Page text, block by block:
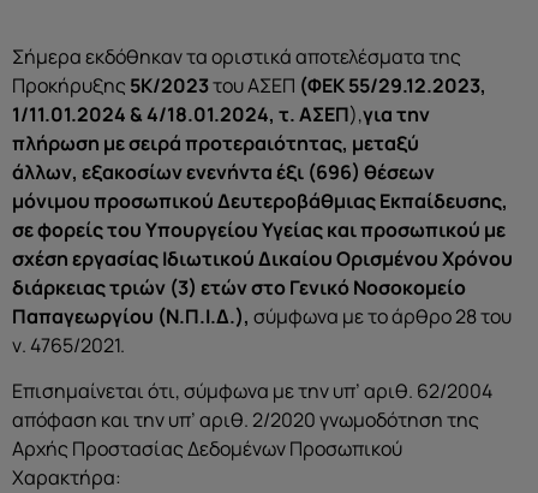
Σήμερα εκδόθηκαν τα οριστικά αποτελέσματα της
Προκήρυξης 5Κ/2023του ΑΣΕΠ (ΦΕΚ 55/29.12.2023,
1/11.01.2024 & 4/18.01.2024, τ. ΑΣΕΠ),για την
πλήρωση με σειρά προτεραιότητας, μεταξύ
άλλων, εξακοσίων ενενήντα έξι (696) θέσεων
μόνιμου προσωπικού Δευτεροβάθμιας Εκπαίδευσης,
σε φορείς του Υπουργείου Υγείας και προσωπικού με
σχέση εργασίας Ιδιωτικού Δικαίου Ορισμένου Χρόνου
διάρκειας τριών (3) ετών στο Γενικό Νοσοκομείο
Παπαγεωργίου (Ν.Π.Ι.Δ.), σύμφωνα με το άρθρο 28 του
ν. 4765/2021.
Επισημαίνεται ότι, σύμφωνα με την υπ’ αριθ. 62/2004
απόφαση και την υπ’ αριθ. 2/2020 γνωμοδότηση της
Αρχής Προστασίας Δεδομένων Προσωπικού
Χαρακτήρα: